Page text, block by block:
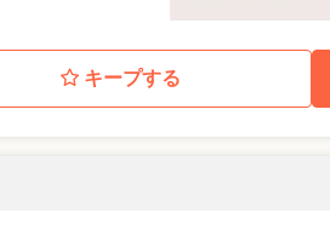
キープする